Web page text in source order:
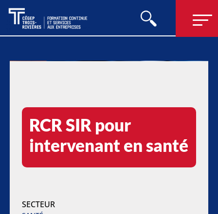
RCR SIR pour
intervenant en santé
SECTEUR